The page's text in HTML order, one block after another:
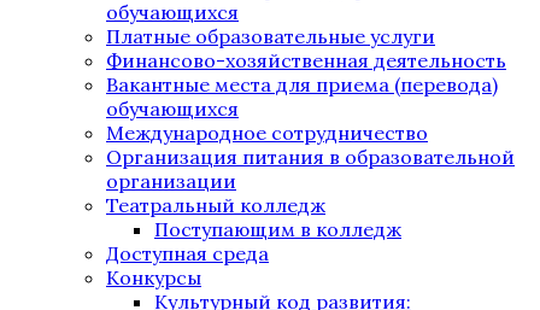
обучающихся
Платные образовательные услуги
Финансово-хозяйственная деятельность
Вакантные места для приема (перевода)
обучающихся
Международное сотрудничество
Организация питания в образовательной
организации
Театральный колледж
Поступающим в колледж
Доступная среда
Конкурсы
Культурный код развития: